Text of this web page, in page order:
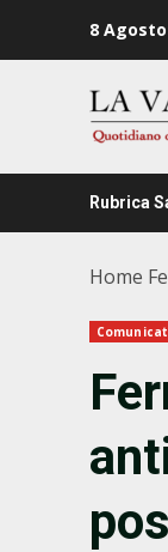
8 Agosto
Rubrica
Home